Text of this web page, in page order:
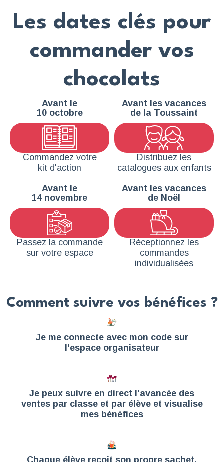
Les dates clés pour
commander vos
chocolats
Avant le
10 octobre
Commandez votre
kit d'action
Avant les vacances
de la Toussaint
Distribuez les
catalogues aux enfants
Avant le
14 novembre
Passez la commande
sur votre espace
Avant les vacances
de Noël
Réceptionnez les
commandes
individualisées
Comment suivre vos bénéfices ?
Je me connecte avec mon code sur
l'espace organisateur
Je peux suivre en direct l'avancée des
ventes par classe et par élève et visualise
mes bénéfices
Chaque élève reçoit son propre sachet,